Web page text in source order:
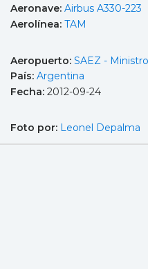
Aeronave: Airbus A330-223
Aerolínea: TAM
Aeropuerto: SAEZ -
País: Argentina
Fecha: 2012-09-24
Foto por: Leonel Depalma